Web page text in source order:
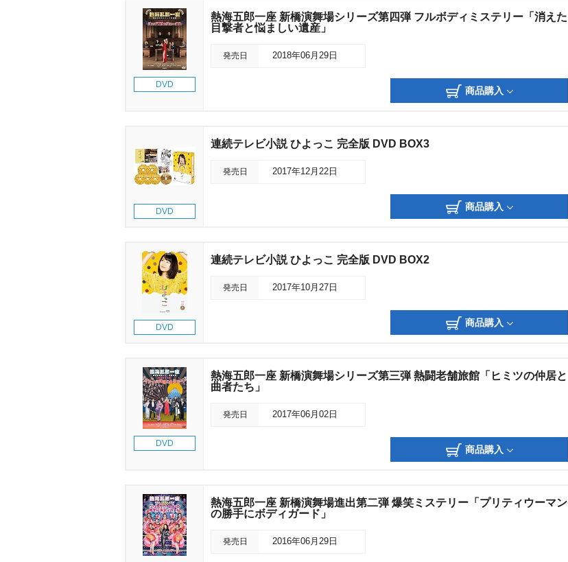
DVD
熱海五郎一座 新橋演舞場シリーズ第四弾 フルボディミステリー「消えた
目撃者と悩ましい遺産」
発売日 2018年06月29日
商品購入
DVD
連続テレビ小説 ひよっこ 完全版 DVD BOX3
発売日 2017年12月22日
商品購入
DVD
連続テレビ小説 ひよっこ 完全版 DVD BOX2
発売日 2017年10月27日
商品購入
DVD
熱海五郎一座 新橋演舞場シリーズ第三弾 熱闘老舗旅館「ヒミツの仲居と
曲者たち」
発売日 2017年06月02日
商品購入
熱海五郎一座 新橋演舞場進出第二弾 爆笑ミステリー「プリティウーマン
の勝手にボディガード」
発売日 2016年06月29日